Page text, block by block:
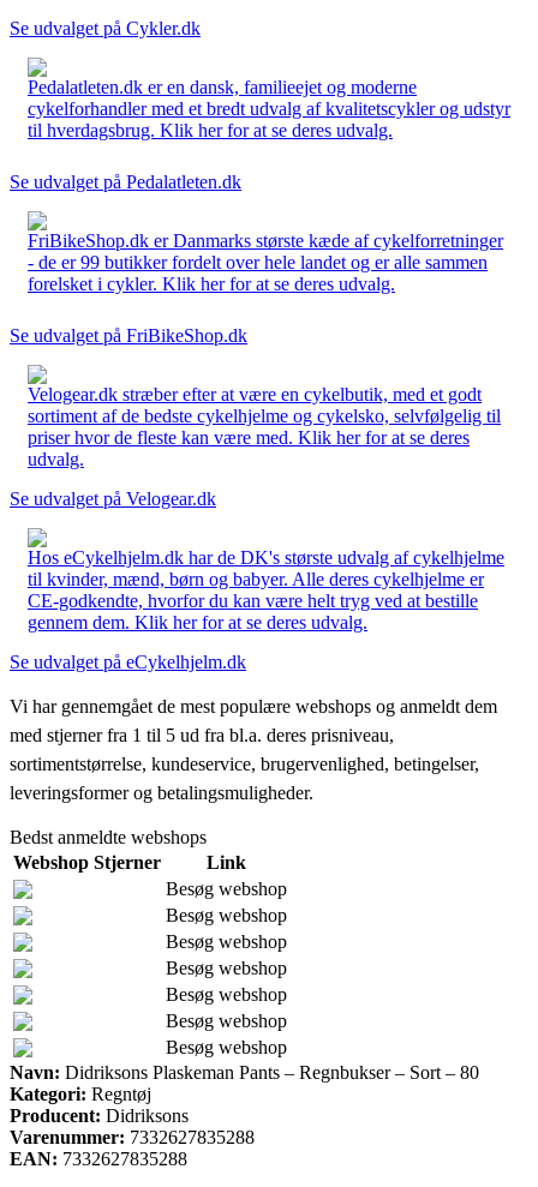
Se udvalget på Cykler.dk
Pedalatleten.dk er en dansk, familieejet og moderne
cykelforhandler med et bredt udvalg af kvalitetscykler og udstyr
til hverdagsbrug. Klik her for at se deres udvalg.
Se udvalget på Pedalatleten.dk
FriBikeShop.dk er Danmarks største kæde af cykelforretninger
- de er 99 butikker fordelt over hele landet og er alle sammen
forelsket i cykler. Klik her for at se deres udvalg.
Se udvalget på FriBikeShop.dk
Velogear.dk stræber efter at være en cykelbutik, med et godt
sortiment af de bedste cykelhjelme og cykelsko, selvfølgelig til
priser hvor de fleste kan være med. Klik her for at se deres
udvalg.
Se udvalget på Velogear.dk
Hos eCykelhjelm.dk har de DK's største udvalg af cykelhjelme
til kvinder, mænd, børn og babyer. Alle deres cykelhjelme er
CE-godkendte, hvorfor du kan være helt tryg ved at bestille
gennem dem. Klik her for at se deres udvalg.
Se udvalget på eCykelhjelm.dk
Vi har gennemgået de mest populære webshops og anmeldt dem
med stjerner fra 1 til 5 ud fra bl.a. deres prisniveau,
sortimentstørrelse, kundeservice, brugervenlighed, betingelser,
leveringsformer og betalingsmuligheder.
Bedst anmeldte webshops
Webshop Stjerner
Link
Besøg webshop
Besøg webshop
Besøg webshop
Besøg webshop
Besøg webshop
Besøg webshop
Besøg webshop
Navn: Didriksons Plaskeman Pants – Regnbukser – Sort – 80
Kategori: Regntøj
Producent: Didriksons
Varenummer: 7332627835288
EAN: 7332627835288